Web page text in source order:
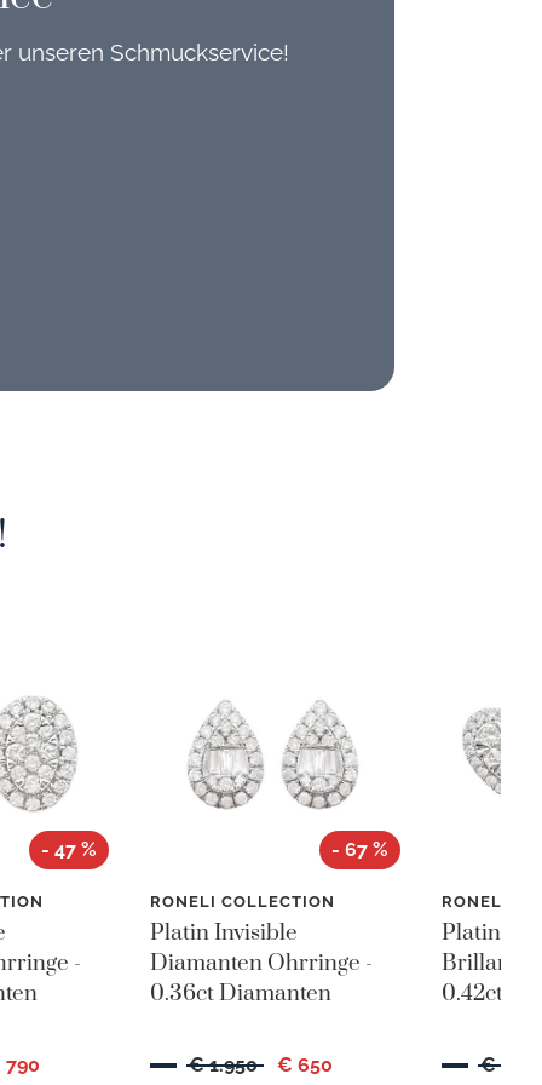
unseren Schmuckservice!
- 47 %
-
- 67 %
RONELI COLLECTION
Platin Invisible
Diamanten Ohrringe -
0.36ct Diamanten
€ 1.950 € 650
RONELI
Platin
0.42ct
€